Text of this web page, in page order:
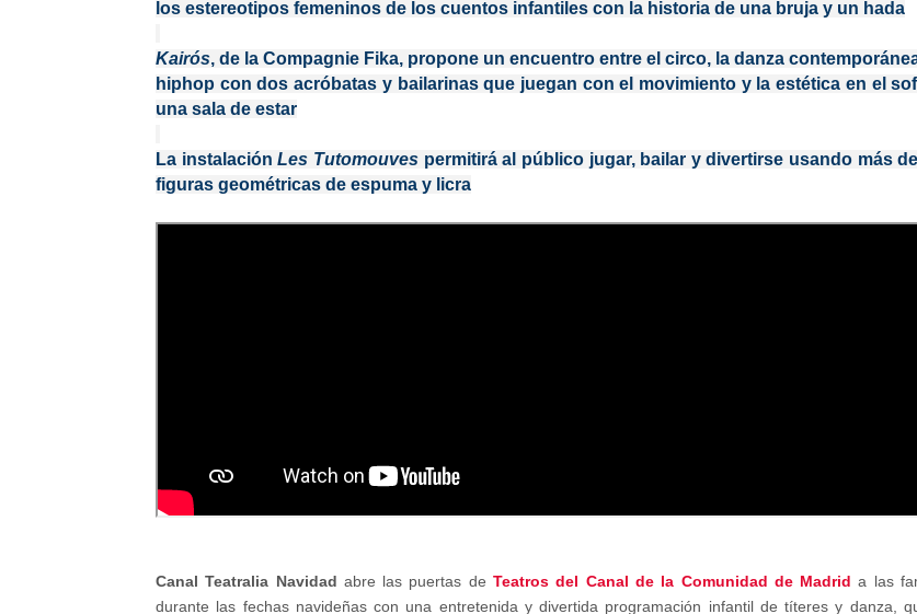
los estereotipos femeninos de los cuentos infantiles con la historia de una bruja y un hada
Kairós, de la Compagnie Fika, propone un encuentro entre el circo, la danza
hiphop con dos acróbatas y bailarinas que juegan con el movimiento y la estética en el
una sala de estar
La instalaciónLes Tutomouves permitirá al público jugar, bailar y divertirse usando más
figuras geométricas de espuma y licra
Canal Teatralia Navidad abre las puertas deTeatros del Canal de la Comunidad de Madrid a las
durante las fechas navideñas con una entretenida y divertida programación infantil de títeres y danza,